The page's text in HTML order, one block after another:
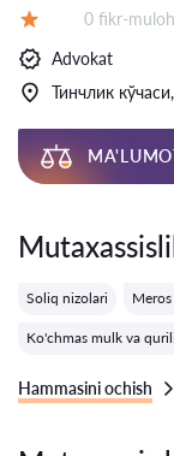
Fikrlar:
0 fikr-
Advokat
Тинчлик
Soliq nizolari
Ko'chmas mulk va
Hammasini ochish